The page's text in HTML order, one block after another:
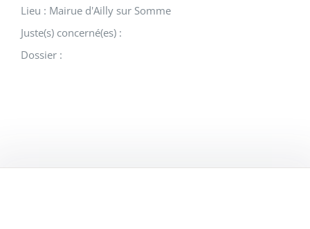
Lieu : Mairue d'Ailly sur Somme
Juste(s) concerné(es) :
Dossier :